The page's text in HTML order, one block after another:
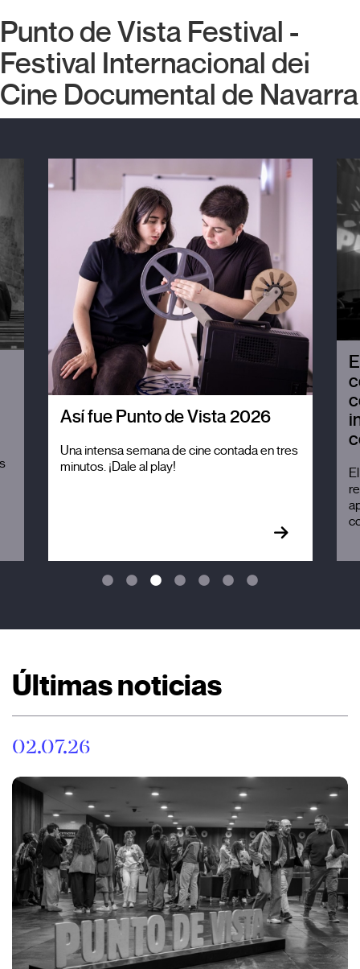
Punto de Vista Festival -
Festival Internacional del
Cine Documental de Navarra
Así fue Punto de Vista 2026
Una intensa semana de cine contada en tres
minutos. ¡Dale al play!
Últimas noticias
02.07.26